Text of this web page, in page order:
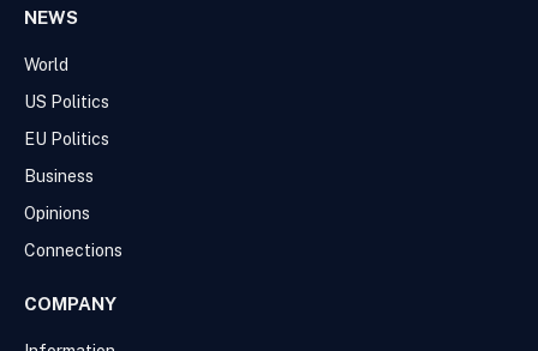
NEWS
World
US Politics
EU Politics
Business
Opinions
Connections
COMPANY